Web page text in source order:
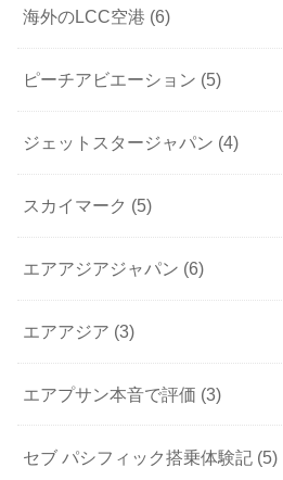
海外のLCC空港 (6)
ピーチアビエーション (5)
ジェットスタージャパン (4)
スカイマーク (5)
エアアジアジャパン (6)
エアアジア (3)
エアプサン本音で評価 (3)
セブ パシフィック搭乗体験記 (5)